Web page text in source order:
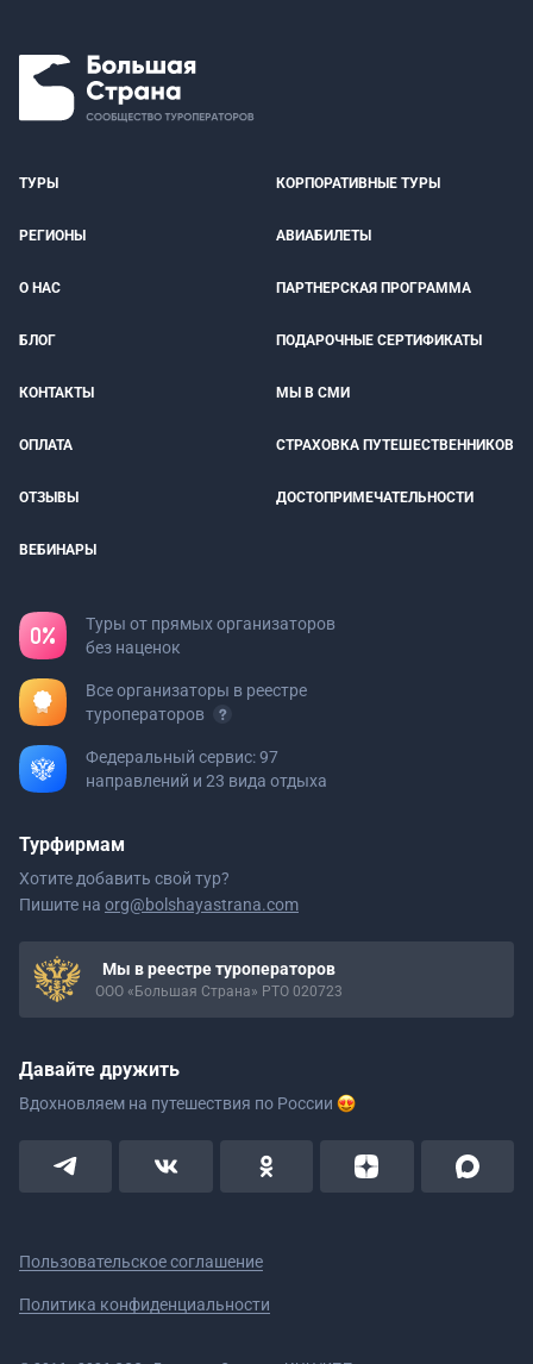
ТУРЫ КОРПОРАТИВНЫЕ ТУРЫ
РЕГИОНЫ АВИАБИЛЕТЫ
О НАС ПАРТНЕРСКАЯ ПРОГРАММА
БЛОГ ПОДАРОЧНЫЕ СЕРТИФИКАТЫ
КОНТАКТЫ МЫ В СМИ
ОПЛАТА СТРАХОВКА ПУТЕШЕСТВЕННИКОВ
ОТЗЫВЫ ДОСТОПРИМЕЧАТЕЛЬНОСТИ
ВЕБИНАРЫ
Туры от прямых организаторов
без наценок
Все организаторы в реестре
туроператоров
Федеральный сервис: 97
направлений и 23 вида отдыха
Турфирмам
Хотите добавить свой тур?
Пишите на org@bolshayastrana.com
Мы в реестре туроператоров
ООО «Большая Страна» РТО 020723
Давайте дружить
Вдохновляем на путешествия по России
Пользовательское соглашение
Политика конфиденциальности